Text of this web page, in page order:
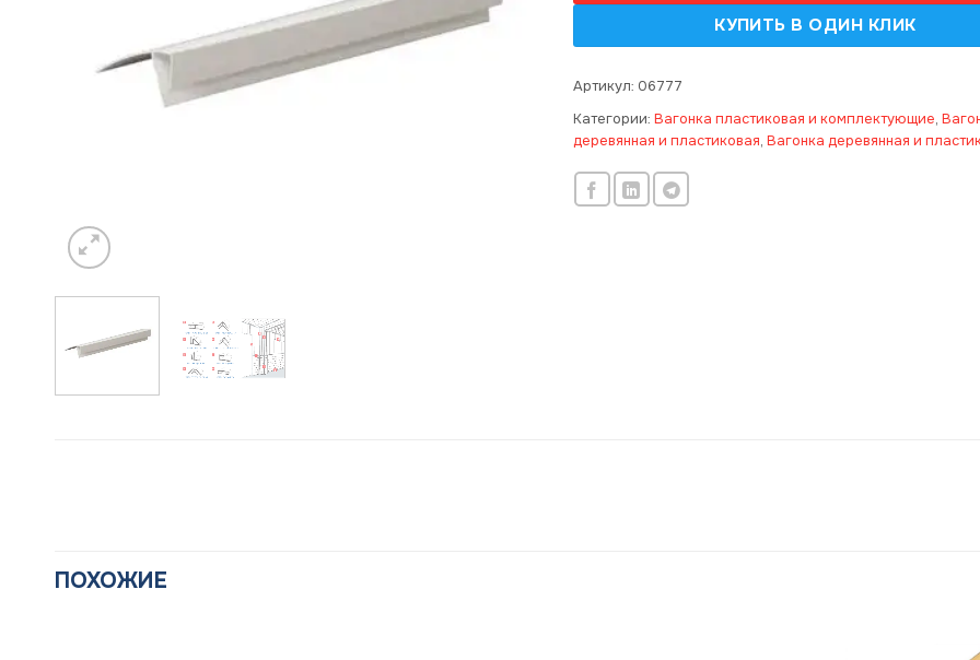
Артикул: 06777
Категории: Вагонка пластиковая и комплектующие,
деревянная и пластиковая, Вагонка деревянная и
ПОХОЖИЕ